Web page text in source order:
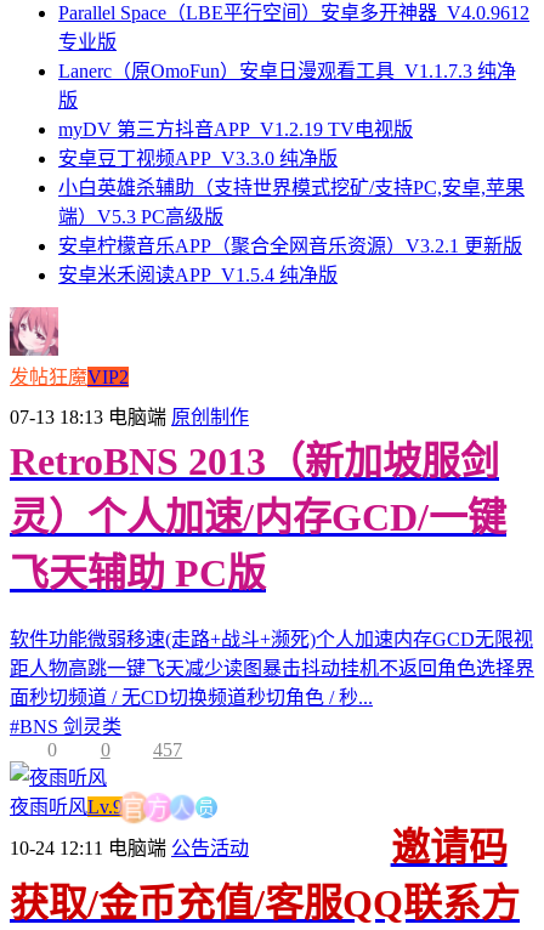
Parallel Space（LBE平行空间）安卓多开神器_V4.0.9612
专业版
Lanerc（原OmoFun）安卓日漫观看工具_V1.1.7.3 纯净
版
myDV 第三方抖音APP_V1.2.19 TV电视版
安卓豆丁视频APP_V3.3.0 纯净版
小白英雄杀辅助（支持世界模式挖矿/支持PC,安卓,苹果
端）V5.3 PC高级版
安卓柠檬音乐APP（聚合全网音乐资源）V3.2.1 更新版
安卓米禾阅读APP_V1.5.4 纯净版
发帖狂魔VIP2
07-13 18:13 电脑端 原创制作
RetroBNS 2013（新加坡服剑
灵）个人加速/内存GCD/一键
飞天辅助 PC版
软件功能微弱移速(走路+战斗+濒死)个人加速内存GCD无限视
距人物高跳一键飞天减少读图暴击抖动挂机不返回角色选择界
面秒切频道 / 无CD切换频道秒切角色 / 秒...
#BNS 剑灵类
0
0 457
夜雨听风Lv.9官 方人员
10-24 12:11 电脑端 公告活动
邀请码
获取/金币充值/客服QQ联系方